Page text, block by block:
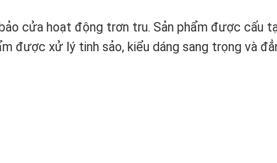
cửa hoạt động trơn tru. Sản phẩm được cấu
được xử lý tinh sảo, kiểu dáng sang trọng và